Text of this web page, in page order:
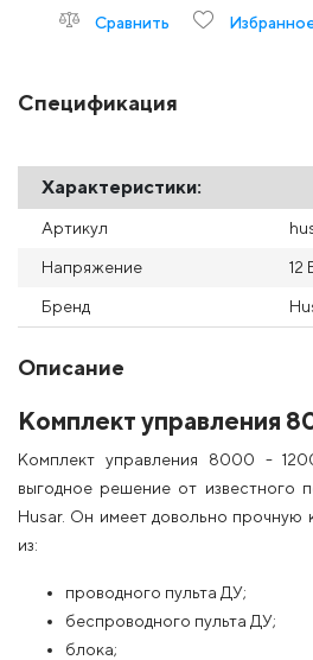
Сравнить
Спецификация
Характеристики:
Артикул
Напряжение 12
Бренд
Описание
Комплект управления
Комплект управления 8000 -
выгодное решение от известного
Husar. Он имеет довольно прочную
из:
проводного пульта ДУ;
беспроводного пульта ДУ;
блока;